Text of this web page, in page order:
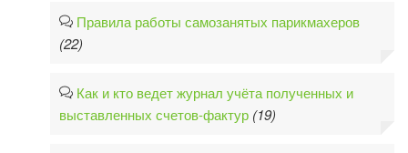
Правила работы самозанятых парикмахеров
(22)
Как и кто ведет журнал учёта полученных и
выставленных счетов-фактур (19)